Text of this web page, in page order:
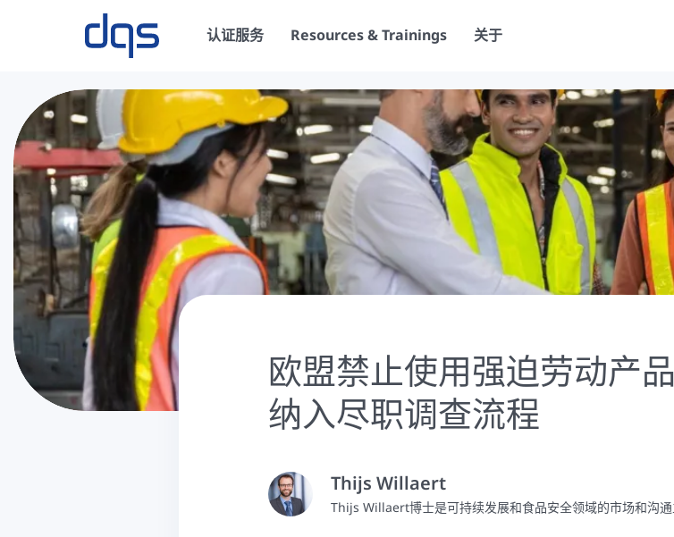
认证服务 Resources & Trainings 关于
欧盟禁止使用强迫劳动产
纳入尽职调查流程
Thijs Willaert
Thijs Willaert博士是可持续发展和食品安全领域的市场和沟通